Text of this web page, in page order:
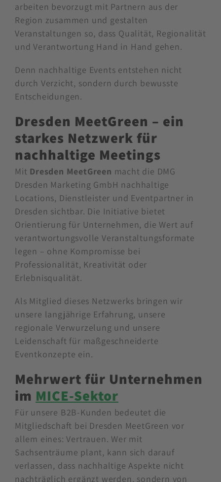
arbeiten bevorzugt mit Partnern aus der
Region zusammen und gestalten
Veranstaltungen so, dass Qualität, Regionalität
und Verantwortung Hand in Hand gehen.
Denn nachhaltige Events entstehen nicht
durch Verzicht, sondern durch bewusste
Entscheidungen.
Dresden MeetGreen – ein
starkes Netzwerk für
nachhaltige Meetings
Mit Dresden MeetGreen macht die DMG
Dresden Marketing GmbH nachhaltige
Locations, Dienstleister und Eventpartner in
Dresden sichtbar. Die Initiative bietet
Orientierung für Unternehmen, die Wert auf
verantwortungsvolle Veranstaltungsformate
legen – ohne Kompromisse bei
Professionalität, Kreativität oder
Erlebnisqualität.
Als Mitglied dieses Netzwerks bringen wir
unsere langjährige Erfahrung, unsere
regionale Verwurzelung und unsere
Leidenschaft für maßgeschneiderte
Eventkonzepte ein.
Mehrwert für Unternehmen
im MICE-Sektor
Für unsere B2B-Kunden bedeutet die
Mitgliedschaft bei Dresden MeetGreen vor
allem eines: Vertrauen. Wer mit
Sachsenträume plant, kann sich darauf
verlassen, dass nachhaltige Aspekte nicht
nachträglich ergänzt werden, sondern von